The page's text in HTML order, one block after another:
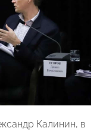
Калинин, в